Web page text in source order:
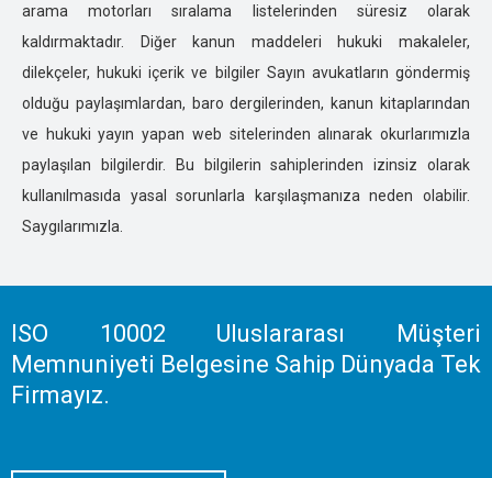
IĞDIR ÖZEL DEDEKTİFLİK
İSTANBUL ÖZEL DEDEKTİFLİK
İZMİR ÖZEL DEDEKTİFLİK
KARS ÖZEL DEDEKTİFLİK
KASTOMONU ÖZEL DEDEKTİFLİK
KARAMAN ÖZEL DEDEKTİFLİK
KARABÜK ÖZEL DEDEKTİFLİK
KAHRAMANMARAŞ ÖZEL DEDEKTİFLİK
KIRIKKALE ÖZEL DEDEKTİFLİK
KIRŞEHİR ÖZEL DEDEKTİFLİK
KOCAELİ ÖZEL DEDEKTİFLİK
KİLİS ÖZEL DEDEKTİFLİK
arama motorları sıralama listelerinden süresiz olarak
kaldırmaktadır. Diğer kanun maddeleri hukuki makaleler,
dilekçeler, hukuki içerik ve bilgiler Sayın avukatların göndermiş
olduğu paylaşımlardan, baro dergilerinden, kanun kitaplarından
ve hukuki yayın yapan web sitelerinden alınarak okurlarımızla
paylaşılan bilgilerdir. Bu bilgilerin sahiplerinden izinsiz olarak
kullanılmasıda yasal sorunlarla karşılaşmanıza neden olabilir.
Saygılarımızla.
ISO 10002 Uluslararası Müşteri
Memnuniyeti Belgesine Sahip Dünyada Tek
Firmayız.